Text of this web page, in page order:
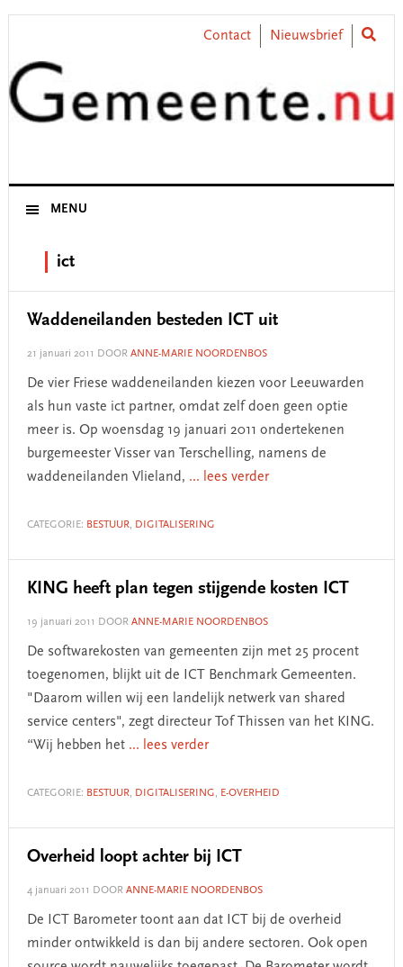
Skip
primary
navigation
Skip
content
Skip
primary
sidebar
Skip
footer
Contact Nieuwsbrief
MENU
ict
Waddeneilanden besteden ICT uit
21 januari 2011 DOOR ANNE-MARIE NOORDENBOS
De vier Friese waddeneilanden kiezen voor Leeuwarden
als hun vaste ict partner, omdat zelf doen geen optie
meer is. Op woensdag 19 januari 2011 ondertekenen
burgemeester Visser van Terschelling, namens de
waddeneilanden Vlieland, ... lees verder
CATEGORIE: BESTUUR, DIGITALISERING
KING heeft plan tegen stijgende kosten ICT
19 januari 2011 DOOR ANNE-MARIE NOORDENBOS
De softwarekosten van gemeenten zijn met 25 procent
toegenomen, blijkt uit de ICT Benchmark Gemeenten.
"Daarom willen wij een landelijk netwerk van shared
service centers", zegt directeur Tof Thissen van het KING.
“Wij hebben het ... lees verder
CATEGORIE: BESTUUR, DIGITALISERING, E-OVERHEID
Overheid loopt achter bij ICT
4 januari 2011 DOOR ANNE-MARIE NOORDENBOS
De ICT Barometer toont aan dat ICT bij de overheid
minder ontwikkeld is dan bij andere sectoren. Ook open